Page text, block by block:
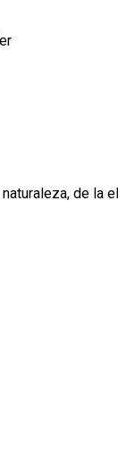
de la